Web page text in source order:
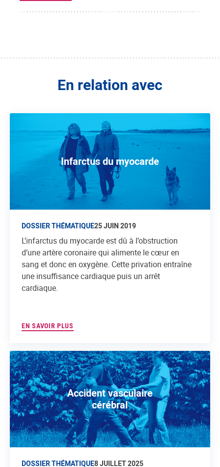
En relation avec
Infarctus du myocarde
DOSSIER THÉMATIQUE25 JUIN 2019
L’infarctus du myocarde est dû à l’obstruction
d’une artère coronaire qui alimente le cœur en
sang et donc en oxygène. Cette privation entraîne
une insuffisance cardiaque puis un arrêt
cardiaque.
EN SAVOIR PLUS
Accident vasculaire
cérébral
DOSSIER THÉMATIQUE8 JUILLET 2025